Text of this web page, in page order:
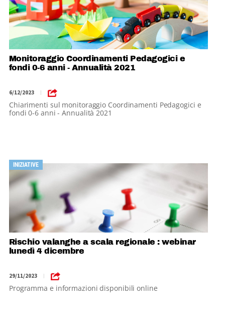
Monitoraggio Coordinamenti Pedagogici e
fondi 0-6 anni - Annualità 2021
6/12/2023 |
Chiarimenti sul monitoraggio Coordinamenti Pedagogici e
fondi 0-6 anni - Annualità 2021
INIZIATIVE
Rischio valanghe a scala regionale : webinar
lunedì 4 dicembre
29/11/2023 |
Programma e informazioni disponibili online